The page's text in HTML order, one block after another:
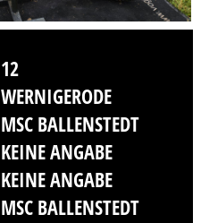
12
WERNIGERODE
MSC BALLENSTEDT
KEINE ANGABE
KEINE ANGABE
MSC BALLENSTEDT